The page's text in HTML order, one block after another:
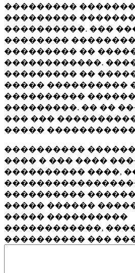
���������
���������
����������. ���
��������
��������� ��
������������.
��������� ��
����� ����������
����������
���������. �� ��
��� ���
�����
����������
���� � ��� ����
���������� ����,
����������
����� ������
����� ����������
������������,
���������� ���